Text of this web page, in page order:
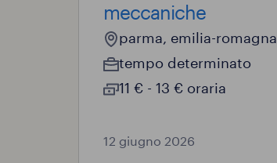
meccaniche
parma, emilia-romagna
tempo determinato
11 € - 13 € oraria
12 giugno 2026